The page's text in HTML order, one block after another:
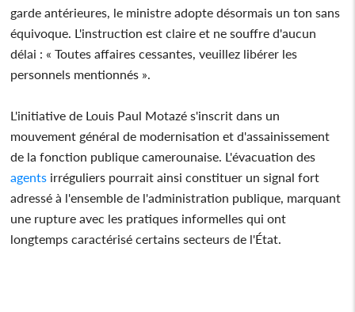
garde antérieures, le ministre adopte désormais un ton sans
équivoque. L'instruction est claire et ne souffre d'aucun
délai : « Toutes affaires cessantes, veuillez libérer les
personnels mentionnés ».
L'initiative de Louis Paul Motazé s'inscrit dans un
mouvement général de modernisation et d'assainissement
de la fonction publique camerounaise. L'évacuation des
agents irréguliers pourrait ainsi constituer un signal fort
adressé à l'ensemble de l'administration publique, marquant
une rupture avec les pratiques informelles qui ont
longtemps caractérisé certains secteurs de l'État.